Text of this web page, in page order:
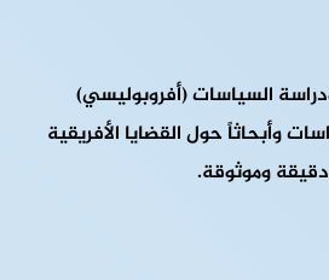
السياسات (أفروبوليسي)
وأبحاثاً حول القضايا الأفريقية
وموثوقة.